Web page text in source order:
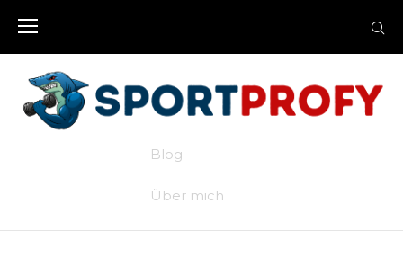
content
Blog
Über mich